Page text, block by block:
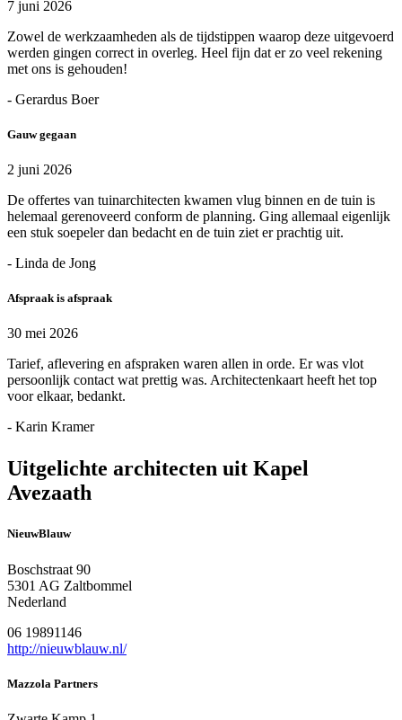
7 juni 2026
Zowel de werkzaamheden als de tijdstippen waarop deze uitgevoerd
werden gingen correct in overleg. Heel fijn dat er zo veel rekening
met ons is gehouden!
- Gerardus Boer
Gauw gegaan
2 juni 2026
De offertes van tuinarchitecten kwamen vlug binnen en de tuin is
helemaal gerenoveerd conform de planning. Ging allemaal eigenlijk
een stuk soepeler dan bedacht en de tuin ziet er prachtig uit.
- Linda de Jong
Afspraak is afspraak
30 mei 2026
Tarief, aflevering en afspraken waren allen in orde. Er was vlot
persoonlijk contact wat prettig was. Architectenkaart heeft het top
voor elkaar, bedankt.
- Karin Kramer
Uitgelichte architecten uit Kapel
Avezaath
NieuwBlauw
Boschstraat 90
5301 AG Zaltbommel
Nederland
06 19891146
http://nieuwblauw.nl/
Mazzola Partners